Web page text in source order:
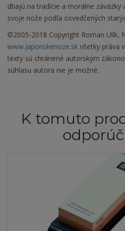
dbajú na tradície a morálne
svoje nože podľa osvedčených
©2005-2018 Copyright Roman Ulík,
www.japonskenoze.sk všetky práva
texty sú chránené autorským
súhlasu autora nie je možné.
K tomuto